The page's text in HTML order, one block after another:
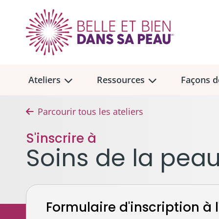
Ateliers
Aperçu des
Emplacement des ateliers en personne
Ressources
Soins de la peau et maquillage
Seins, soutiens-gorge et
Façons
Dons
À la
Parcourir tous les ateliers
S'inscrire à
Soins de la
Formulaire d'inscription à